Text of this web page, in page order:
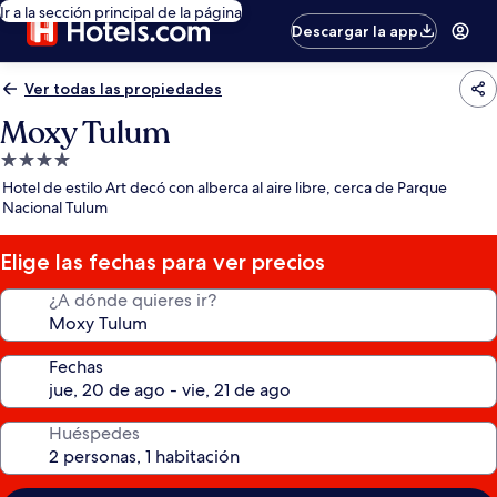
Ir a la sección principal de la página
Descargar la app
Ver todas las propiedades
Moxy Tulum
Propiedad
de
4.0
estrellas
Hotel de estilo Art decó con alberca al aire libre, cerca de Parque
Nacional Tulum
Elige las fechas para ver precios
¿A dónde quieres ir?
Fechas
Huéspedes